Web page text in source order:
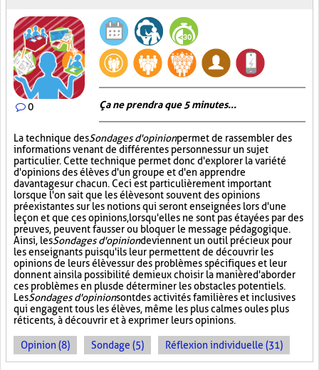
0 Ça ne prendra que 5 minutes...
La technique desSondages d'opinionpermet de rassembler des
informations venant de différentes personnes sur un sujet
particulier. Cette technique permet donc d'explorer la variété
d'opinions des élèves d'un groupe et d'en apprendre
davantage sur chacun. Ceci est particulièrement important
lorsque l'on sait que les élèves ont souvent des opinions
préexistantes sur les notions qui seront enseignées lors d'une
leçon et que ces opinions, lorsqu'elles ne sont pas étayées par des
preuves, peuvent fausser ou bloquer le message pédagogique.
Ainsi, lesSondages d'opiniondeviennent un outil précieux pour
les enseignants puisqu'ils leur permettent de découvrir les
opinions de leurs élèves sur des problèmes spécifiques et leur
donnent ainsi la possibilité de mieux choisir la manière d'aborder
ces problèmes en plus de déterminer les obstacles potentiels.
LesSondages d'opinionsont des activités familières et inclusives
qui engagent tous les élèves, même les plus calmes ou les plus
réticents, à découvrir et à exprimer leurs opinions.
Opinion (8) Sondage (5) Réflexion individuelle (31)